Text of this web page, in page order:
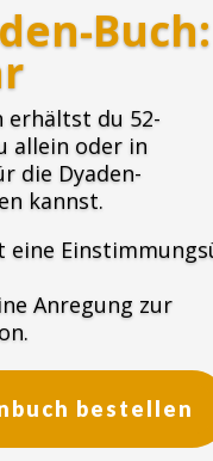
erhältst du 52-
allein oder in
die Dyaden-
kannst.
eine
Anregung zur
bestellen